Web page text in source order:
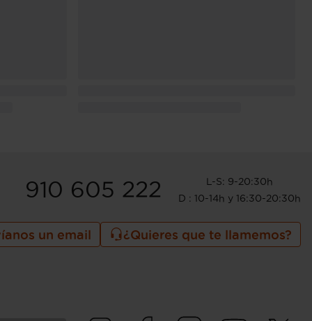
910 605 222
L-S: 9-20:30h
D : 10-14h y 16:30-20:30h
un email ¿Quieres que te llamemos?